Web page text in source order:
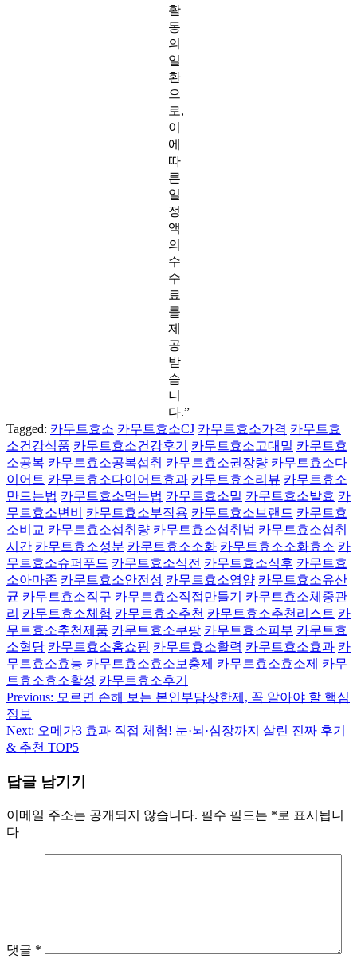
활
동
의
일
환
으
로,
이
에
따
른
일
정
액
의
수
수
료
를
제
공
받
습
니
다.”
Tagged: 카무트효소 카무트효소CJ 카무트효소가격 카무트효
소건강식품 카무트효소건강후기 카무트효소고대밀 카무트효
소공복 카무트효소공복섭취 카무트효소권장량 카무트효소다
이어트 카무트효소다이어트효과 카무트효소리뷰 카무트효소
만드는법 카무트효소먹는법 카무트효소밀 카무트효소발효 카
무트효소변비
카무트효소부작용 카무트효소브랜드 카무트효
소비교 카무트효소섭취량 카무트효소섭취법 카무트효소섭취
시간 카무트효소성분 카무트효소소화 카무트효소소화효소 카
무트효소슈퍼푸드 카무트효소식전 카무트효소식후 카무트효
소아마존 카무트효소안전성 카무트효소영양 카무트효소유산
균 카무트효소직구 카무트효소직접만들기
카무트효소체중관
리 카무트효소체험 카무트효소추천 카무트효소추천리스트 카
무트효소추천제품 카무트효소쿠팡 카무트효소피부 카무트효
소혈당 카무트효소홈쇼핑 카무트효소활력 카무트효소효과 카
무트효소효능 카무트효소효소보충제 카무트효소효소제 카무
트효소효소활성 카무트효소후기
글
탐
색
Previous: 모르면 손해 보는 본인부담상한제, 꼭 알아야 할 핵심
정보
Next: 오메가3 효과 직접 체험! 눈·뇌·심장까지 살린 진짜 후기
& 추천 TOP5
답글 남기기
이메일 주소는 공개되지 않습니다. 필수 필드는 *로 표시됩니
다
댓글 *